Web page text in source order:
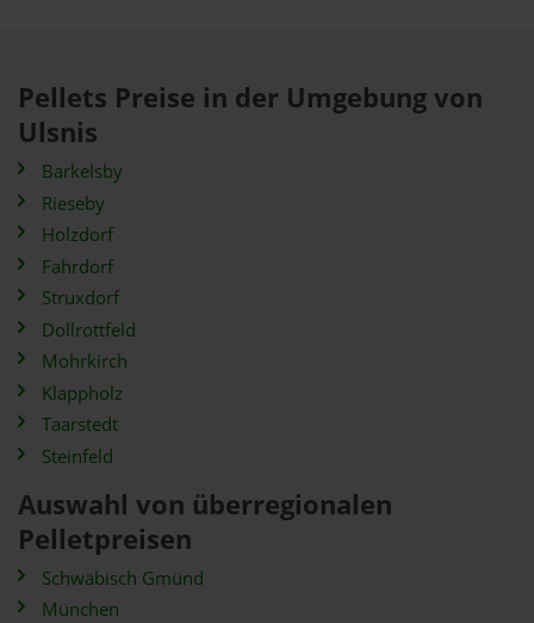
Pellets Preise in der Umgebung von
Ulsnis
Barkelsby
Rieseby
Holzdorf
Fahrdorf
Struxdorf
Dollrottfeld
Mohrkirch
Klappholz
Taarstedt
Steinfeld
Auswahl von überregionalen
Pelletpreisen
Schwäbisch Gmünd
München